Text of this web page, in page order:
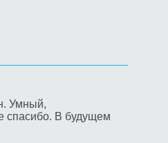
Умный,
спасибо. В будущем